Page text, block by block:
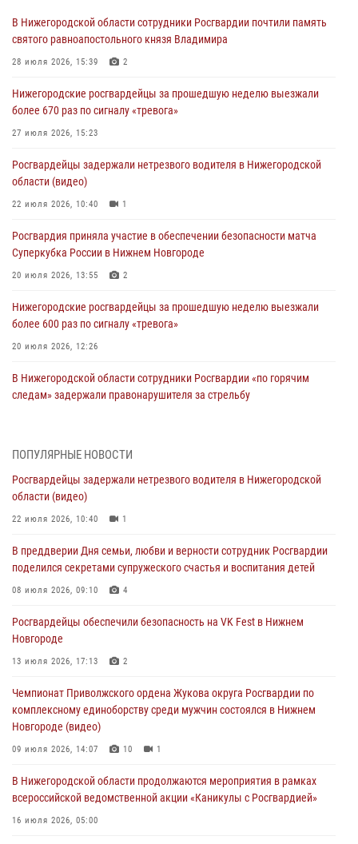
В Нижегородской области сотрудники Росгвардии почтили память
святого равноапостольного князя Владимира
28 июля 2026, 15:39 2
Нижегородские росгвардейцы за прошедшую неделю выезжали
более 670 раз по сигналу «тревога»
27 июля 2026, 15:23
Росгвардейцы задержали нетрезвого водителя в Нижегородской
области (видео)
22 июля 2026, 10:40 1
Росгвардия приняла участие в обеспечении безопасности матча
Суперкубка России в Нижнем Новгороде
20 июля 2026, 13:55 2
Нижегородские росгвардейцы за прошедшую неделю выезжали
более 600 раз по сигналу «тревога»
20 июля 2026, 12:26
В Нижегородской области сотрудники Росгвардии «по горячим
следам» задержали правонарушителя за стрельбу
В Нижегородской области продолжаются мероприятия в рамках
16 июля 2026, 05:00
Росгвардейцы обеспечили безопасность на VK Fest в Нижнем
13 июля 2026, 17:13
Нижегородские росгвардейцы за прошедшую неделю выезжали
13 июля 2026, 06:45
Росгвардейцы предотвратили серию краж в Нижнем Новгороде
ПОПУЛЯРНЫЕ НОВОСТИ
Росгвардейцы задержали нетрезвого водителя в Нижегородской
области (видео)
22 июля 2026, 10:40 1
В преддверии Дня семьи, любви и верности сотрудник Росгвардии
поделился секретами супружеского счастья и воспитания детей
08 июля 2026, 09:10 4
Росгвардейцы обеспечили безопасность на VK Fest в Нижнем
Новгороде
13 июля 2026, 17:13 2
Чемпионат Приволжского ордена Жукова округа Росгвардии по
комплексному единоборству среди мужчин состоялся в Нижнем
Новгороде (видео)
09 июля 2026, 14:07 10 1
В Нижегородской области продолжаются мероприятия в рамках
всероссийской ведомственной акции «Каникулы с Росгвардией»
16 июля 2026, 05:00